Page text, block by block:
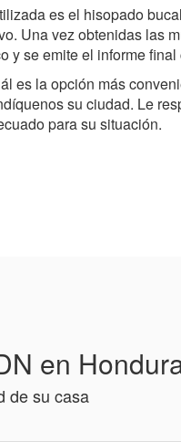
es el hisopado
Una vez obtenidas las
y se emite el informe
es la opción más
su ciudad. Le
para su situación.
en
de su casa